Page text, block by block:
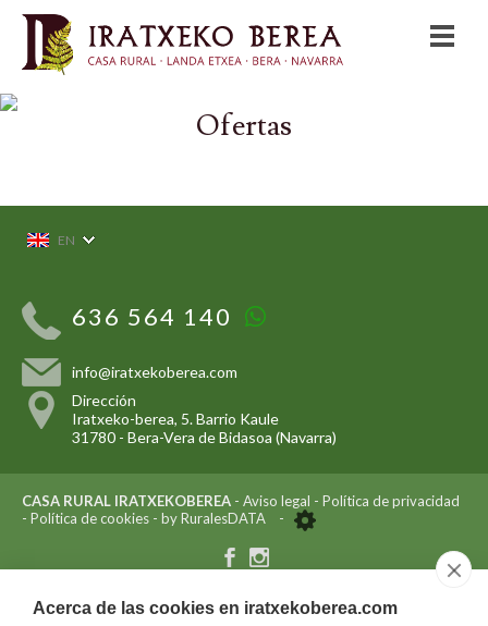
Acerca de las cookies en iratxekoberea.com
Ofertas
EN
636 564 140
info@iratxekoberea.com
Dirección
Iratxeko-berea, 5. Barrio Kaule
31780 - Bera-Vera de Bidasoa (Navarra)
CASA RURAL IRATXEKOBEREA - Aviso legal - Política de privacidad
- Política de cookies - byRuralesDATA -